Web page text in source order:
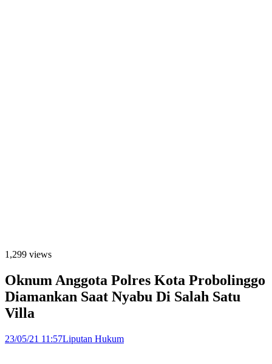
1,299 views
Oknum Anggota Polres Kota Probolinggo
Diamankan Saat Nyabu Di Salah Satu
Villa
23/05/21 11:57Liputan Hukum